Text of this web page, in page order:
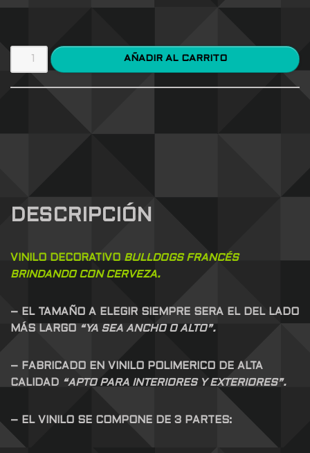
AÑADIR AL CARRITO
DESCRIPCIÓN
VINILO DECORATIVO BULLDOGS FRANCÉS
BRINDANDO CON CERVEZA.
– EL TAMAÑO A ELEGIR SIEMPRE SERA EL DEL LADO
MÁS LARGO “YA SEA ANCHO O ALTO”.
– FABRICADO EN VINILO POLIMERICO DE ALTA
CALIDAD “APTO PARA INTERIORES Y EXTERIORES”.
– EL VINILO SE COMPONE DE 3 PARTES: